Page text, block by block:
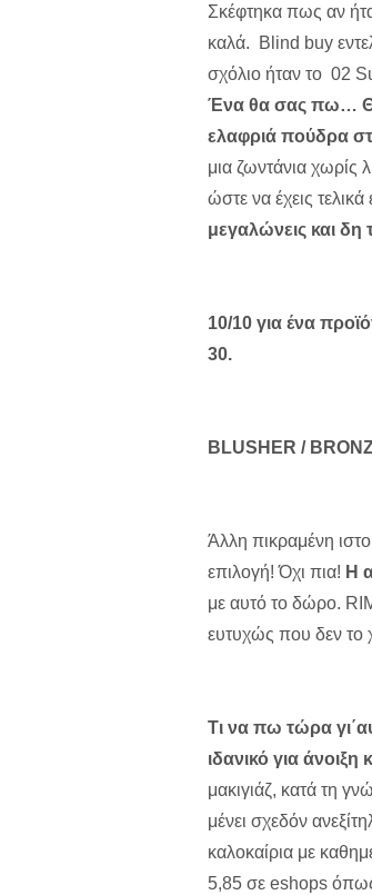
Σκέφτηκα πως αν
καλά. Blind buy
σχόλιο ήταν το 02
Ένα θα σας πω…
ελαφριά πούδρα
μια ζωντάνια χωρίς
ώστε να έχεις
μεγαλώνεις και δη
10/10 για ένα
30.
BLUSHER /
Άλλη πικραμένη
επιλογή! Όχι πια! Η
με αυτό το δώρο.
ευτυχώς που δεν το
Τι να πω τώρα
ιδανικό για
μακιγιάζ, κατά τη
μένει σχεδόν
καλοκαίρια με
5,85 σε eshops